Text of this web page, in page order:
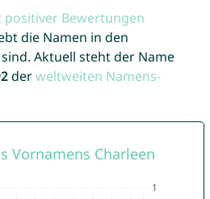
positiver Bewertungen
die Namen in den
Aktuell steht der Name
derweltweiten Namens-